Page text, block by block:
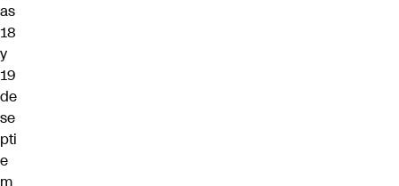
as
18
y
19
de
se
pti
e
m